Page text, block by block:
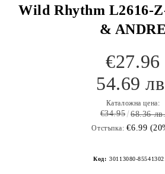
Wild Rhythm L2616-
& ANDRE
€27.96
54.69
Каталожна цена:
€34.95 68.36
Отстъпка: €6.99
Код: